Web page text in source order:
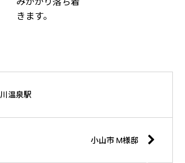
きます。
温泉駅
小山市 M様邸